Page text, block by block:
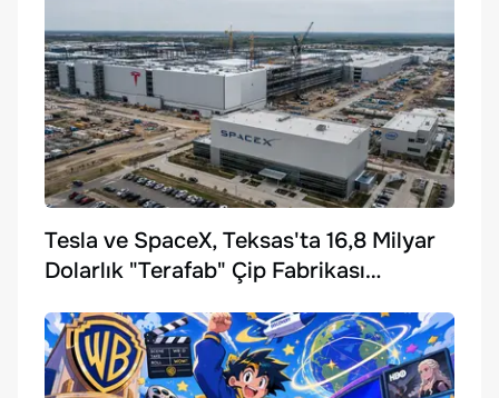
Tesla ve SpaceX, Teksas'ta 16,8 Milyar
Dolarlık "Terafab" Çip Fabrikası